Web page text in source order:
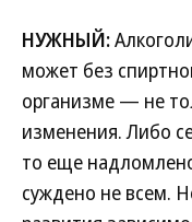
НУЖНЫЙ:
может без
организме — не
изменения. Либо
то еще
суждено не всем.